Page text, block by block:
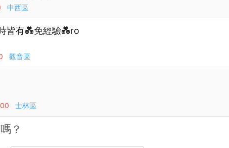
中西區
皆有💑免經驗💑ro
觀音區
士林區
？